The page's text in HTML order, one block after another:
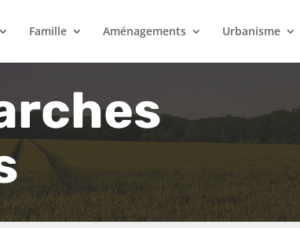
Famille Aménagements Urbanisme